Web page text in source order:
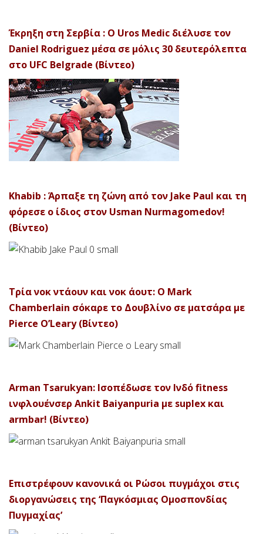
Έκρηξη στη Σερβία : Ο Uros Medic διέλυσε τον
Daniel Rodriguez μέσα σε μόλις 30 δευτερόλεπτα
στο UFC Belgrade (Βίντεο)
Khabib : Άρπαξε τη ζώνη από τον Jake Paul και τη
φόρεσε ο ίδιος στον Usman Nurmagomedov!
(Βίντεο)
Τρία νοκ ντάουν και νοκ άουτ: Ο Mark
Chamberlain σόκαρε το Δουβλίνο σε ματσάρα με
Pierce O’Leary (Βίντεο)
Arman Tsarukyan: Ισοπέδωσε τον Ινδό fitness
ινφλουένσερ Ankit Baiyanpuria με suplex και
armbar! (Βίντεο)
Επιστρέφουν κανονικά οι Ρώσοι πυγμάχοι στις
διοργανώσεις της ‘Παγκόσμιας Ομοσπονδίας
Πυγμαχίας’